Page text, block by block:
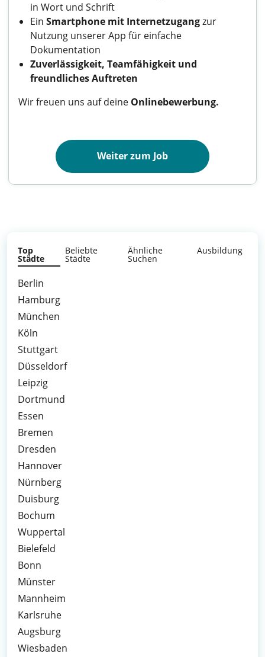
in Wort und Schrift
Ein Smartphone mit Internetzugangzur
Nutzung unserer App für einfache
Dokumentation
Zuverlässigkeit, Teamfähigkeit und
freundliches Auftreten
Wir freuen uns auf deine Onlinebewerbung.
Weiter zum Job
Top
Städte
Beliebte
Städte
Ähnliche
Suchen
Ausbildung
Berlin
Hamburg
München
Köln
Stuttgart
Düsseldorf
Leipzig
Dortmund
Essen
Bremen
Dresden
Hannover
Nürnberg
Duisburg
Bochum
Wuppertal
Bielefeld
Bonn
Münster
Mannheim
Karlsruhe
Augsburg
Wiesbaden